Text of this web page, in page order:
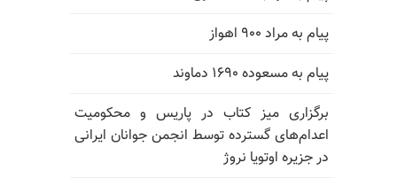
پیام به مراد ۹۰۰ اهواز
پیام به مسعوده ۱۶۹۰ دماوند
برگزاری میز کتاب در پاریس و محکومیت
اعدام‌های گسترده توسط انجمن جوانان ایرانی
در جزیره اوتویا نروژ